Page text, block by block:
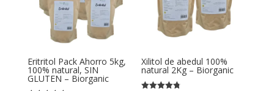
Eritritol Pack Ahorro 5kg,
100% natural, SIN
GLUTEN – Biorganic
Xilitol de abedul 100%
natural 2Kg – Biorganic